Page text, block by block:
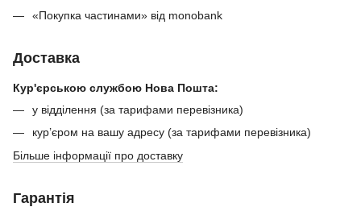
«Покупка частинами» від monobank
Доставка
Кур'єрською службою Нова Пошта:
у відділення (за тарифами перевізника)
кур’єром на вашу адресу (за тарифами перевізника)
Більше інформації про доставку
Гарантія